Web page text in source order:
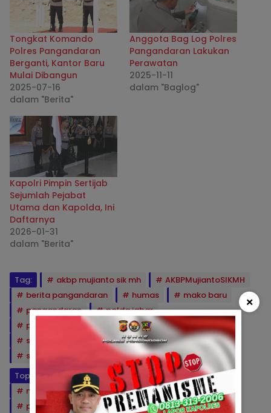
Tongkat Komando
Polres Pangandaran
Berganti, Kantor Baru
Mulai Dibangun
2025-07-16
dalam "Berita"
Anggota Bag Log Polres
Pangandaran Lakukan
Perawatan
2025-11-11
dalam "Baglog"
Kapolri Pimpin Sertijab
Sejumlah Pejabat
Utama dan Kapolda, Ini
Daftarnya
2026-01-31
dalam "Berita"
Tag: akbp mujianto sik mh
AKBPMujiantoSIKMH
berita pangandaran
humas
mako baru
pangandaran
polda jabar
polres pangandaran
satsamapta
sejarah polres pangandran
semangat baru
spkt
Topik:
#polda jabar
info pangandaran
mako baru
Polda Jabar
polres pangandaran
polri untuk masyarakat
×